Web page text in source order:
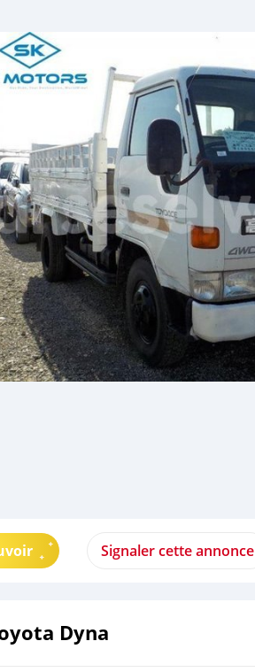
Signaler cette annonce
Dyna